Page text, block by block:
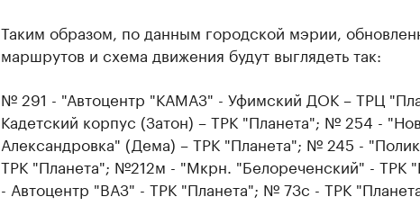
Таким образом, по данным городской мэрии,
маршрутов и схема движения будут выглядеть так:
№ 291 - "Автоцентр "КАМАЗ" - Уфимский ДОК – ТРЦ
Кадетский корпус (Затон) – ТРК "Планета"; № 254 -
Александровка" (Дема) – ТРК "Планета"; № 245 -
ТРК "Планета"; №212м - "Мкрн. "Белореченский" - ТРК
- Автоцентр "ВАЗ" - ТРК "Планета"; № 73с - ТРК